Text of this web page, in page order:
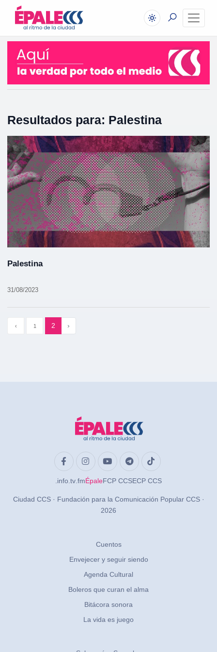
Resultados para: Palestina
Palestina
31/08/2023
‹ 1 2 ›
.info .tv .fmÉpaleFCP CCSECP CCS
Ciudad CCS · Fundación para la Comunicación Popular CCS ·
2026
Cuentos
Envejecer y seguir siendo
Agenda Cultural
Boleros que curan el alma
Bitácora sonora
La vida es juego